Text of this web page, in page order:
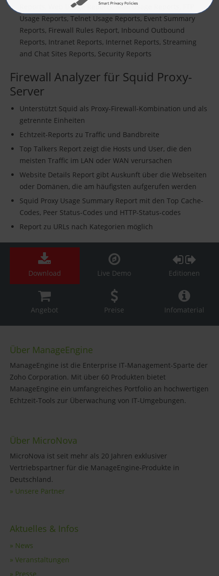
Reports, Web Usage Reports, Mail Usage Reports, FTP
Usage Reports, Telnet Usage Reports, Event Summary
Reports, Firewall Rules Report, Inbound Outbound
Reports, Intranet Reports, Internet Reports, Streaming
and Chat Sites Reports, Security Reports
Firewall Analyzer für Squid Proxy-
Server
Unterstützt Squid als Proxy-Firewall-Kombination und als
getrennte Einheiten
Echtzeit-Reports zu Traffic und Bandbreite
Top Talkers Report zeigt die Hosts und User, die den
meisten Traffic im LAN oder WAN verursachen
Website Details Report gibt Auskunft über die Webseiten
oder Domänen, die am häufigsten aufgerufen werden
Squid Proxy Usage Summary Report mit den Top Cache-
Codes, Peer Status-Codes und HTTP-Status-codes
Report zu URLs nach Kategorien möglich
Download Live Demo Editionen
Angebot Preise Infomaterial
Über ManageEngine
ManageEngine ist die Enterprise IT-Management-Sparte der
Zoho Corporation. Mit über 60 Produkten bietet
ManageEngine ein umfangreiches Portfolio an hochwertigen
Echtzeit-Tools zur Überwachung von IT-Umgebungen.
Über MicroNova
MicroNova ist seit mehr als 20 Jahren exklusiver
Vertriebspartner für die ManageEngine-Produkte in
Deutschland.
» Unsere Partner
Aktuelles & Infos
» News
» Veranstaltungen
» Presse